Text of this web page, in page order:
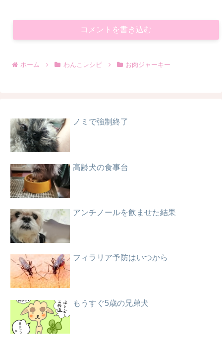
コメントを書き込む
ホーム わんこレシピ お肉ジャーキー
ノミで強制終了
高齢犬の食事台
アンチノールを飲ませた結果
フィラリア予防はいつから
もうすぐ5歳の兄弟犬